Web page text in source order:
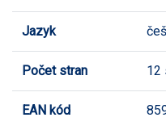
Jazyk
Počet stran 12
EAN kód